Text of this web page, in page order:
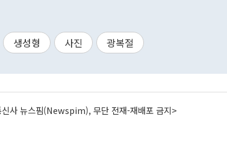
생성형 사진 광복절
사 뉴스핌(Newspim), 무단 전재-재배포 금지>